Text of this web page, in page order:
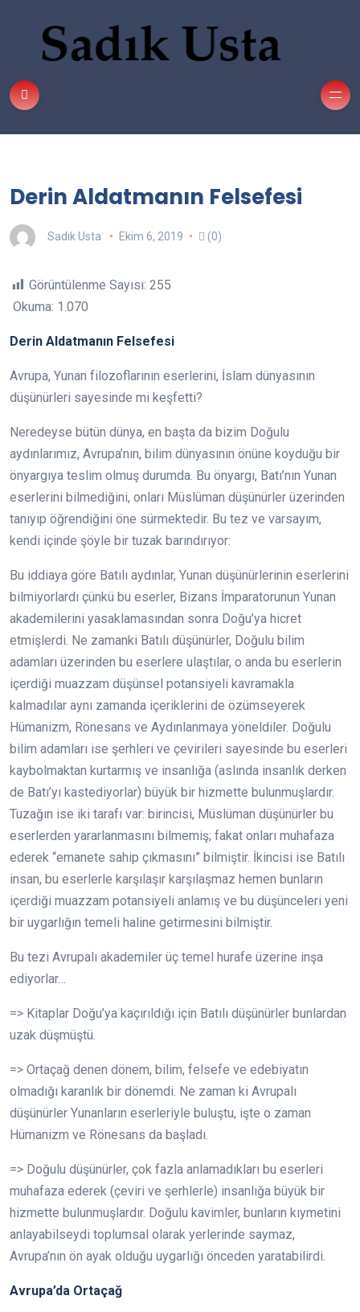
Derin Aldatmanın Felsefesi
Sadık Usta Ekim 6, 2019 (0)
Görüntülenme Sayısı: 255
Okuma: 1.070
Derin Aldatmanın Felsefesi
Avrupa, Yunan filozoflarının eserlerini, İslam dünyasının
düşünürleri sayesinde mi keşfetti?
Neredeyse bütün dünya, en başta da bizim Doğulu
aydınlarımız, Avrupa’nın, bilim dünyasının önüne koyduğu bir
önyargıya teslim olmuş durumda. Bu önyargı, Batı’nın Yunan
eserlerini bilmediğini, onları Müslüman düşünürler üzerinden
tanıyıp öğrendiğini öne sürmektedir. Bu tez ve varsayım,
kendi içinde şöyle bir tuzak barındırıyor:
Bu iddiaya göre Batılı aydınlar, Yunan düşünürlerinin eserlerini
bilmiyorlardı çünkü bu eserler, Bizans İmparatorunun Yunan
akademilerini yasaklamasından sonra Doğu’ya hicret
etmişlerdi. Ne zamanki Batılı düşünürler, Doğulu bilim
adamları üzerinden bu eserlere ulaştılar, o anda bu eserlerin
içerdiği muazzam düşünsel potansiyeli kavramakla
kalmadılar aynı zamanda içeriklerini de özümseyerek
Hümanizm, Rönesans ve Aydınlanmaya yöneldiler. Doğulu
bilim adamları ise şerhleri ve çevirileri sayesinde bu eserleri
kaybolmaktan kurtarmış ve insanlığa (aslında insanlık derken
de Batı’yı kastediyorlar) büyük bir hizmette bulunmuşlardır.
Tuzağın ise iki tarafı var: birincisi, Müslüman düşünürler bu
eserlerden yararlanmasını bilmemiş; fakat onları muhafaza
ederek “emanete sahip çıkmasını” bilmiştir. İkincisi ise Batılı
insan, bu eserlerle karşılaşır karşılaşmaz hemen bunların
içerdiği muazzam potansiyeli anlamış ve bu düşünceleri yeni
bir uygarlığın temeli haline getirmesini bilmiştir.
Bu tezi Avrupalı akademiler üç temel hurafe üzerine inşa
ediyorlar…
=> Kitaplar Doğu’ya kaçırıldığı için Batılı düşünürler bunlardan
uzak düşmüştü.
=> Ortaçağ denen dönem, bilim, felsefe ve edebiyatın
olmadığı karanlık bir dönemdi. Ne zaman ki Avrupalı
düşünürler Yunanların eserleriyle buluştu, işte o zaman
Hümanizm ve Rönesans da başladı.
=> Doğulu düşünürler, çok fazla anlamadıkları bu eserleri
muhafaza ederek (çeviri ve şerhlerle) insanlığa büyük bir
hizmette bulunmuşlardır. Doğulu kavimler, bunların kıymetini
anlayabilseydi toplumsal olarak yerlerinde saymaz,
Avrupa’nın ön ayak olduğu uygarlığı önceden yaratabilirdi.
Avrupa’da Ortaçağ